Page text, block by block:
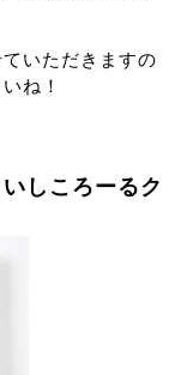
いただきますの
ね！
しころーるク